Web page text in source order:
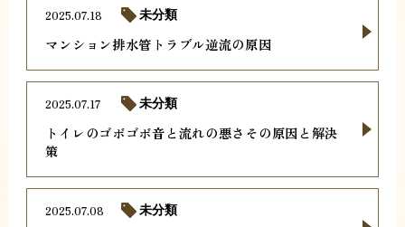
マンション排水管トラブル逆流の原因
2025.07.18 未分類
トイレのゴボゴボ音と流れの悪さその原因と解決
策
2025.07.17 未分類
2025.07.08 未分類